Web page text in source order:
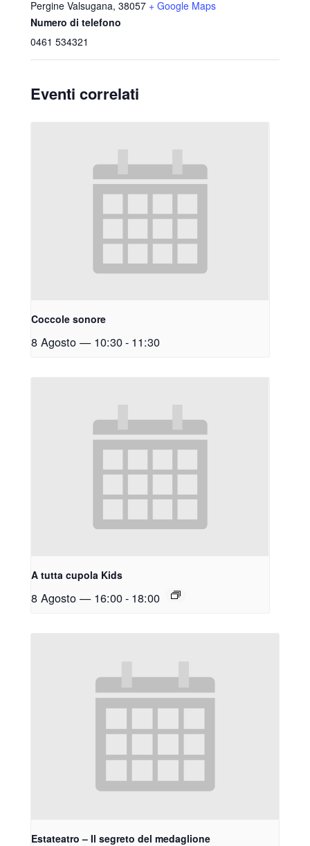
Pergine Valsugana, 38057 + Google Maps
Numero di telefono
0461 534321
Eventi correlati
Coccole sonore
8 Agosto — 10:30- 11:30
A tutta cupola Kids
8 Agosto — 16:00- 18:00
Estateatro – Il segreto del medaglione